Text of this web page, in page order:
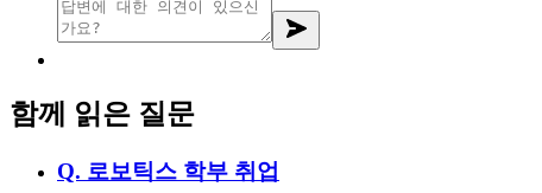
함께 읽은 질문
Q. 로보틱스 학부 취업